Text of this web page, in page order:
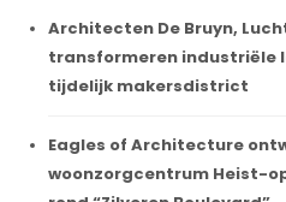
Architecten De Bruyn,
transformeren industriële
tijdelijk makersdistrict
Eagles of Architecture
woonzorgcentrum Heist-